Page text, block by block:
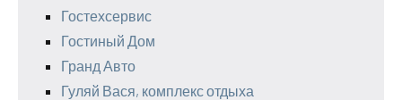
Гостехсервис
Гостиный Дом
Гранд Авто
Гуляй Вася, комплекс отдыха